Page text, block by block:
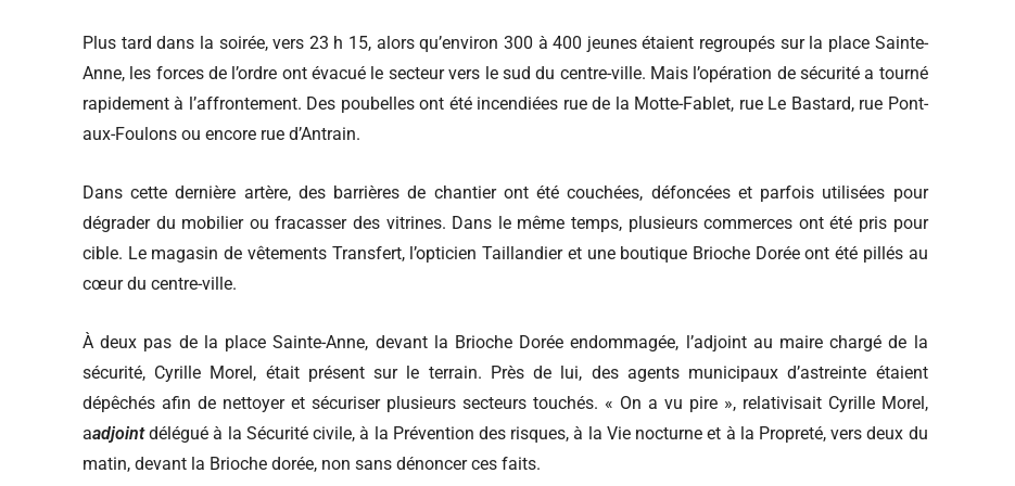
Plus tard dans la soirée, vers 23 h 15, alors qu’environ 300 à 400 jeunes étaient regroupés sur la place Sainte-
Anne, les forces de l’ordre ont évacué le secteur vers le sud du centre-ville. Mais l’opération de sécurité a tourné
rapidement à l’affrontement. Des poubelles ont été incendiées rue de la Motte-Fablet, rue Le Bastard, rue Pont-
aux-Foulons ou encore rue d’Antrain.
Dans cette dernière artère, des barrières de chantier ont été couchées, défoncées et parfois utilisées pour
dégrader du mobilier ou fracasser des vitrines. Dans le même temps, plusieurs commerces ont été pris pour
cible. Le magasin de vêtements Transfert, l’opticien Taillandier et une boutique Brioche Dorée ont été pillés au
cœur du centre-ville.
À deux pas de la place Sainte-Anne, devant la Brioche Dorée endommagée, l’adjoint au maire chargé de la
sécurité, Cyrille Morel, était présent sur le terrain. Près de lui, des agents municipaux d’astreinte étaient
dépêchés afin de nettoyer et sécuriser plusieurs secteurs touchés. « On a vu pire », relativisait Cyrille Morel,
aadjointdélégué à la Sécurité civile, à la Prévention des risques, à la Vie nocturne et à la Propreté, vers deux du
matin, devant la Brioche dorée, non sans dénoncer ces faits.